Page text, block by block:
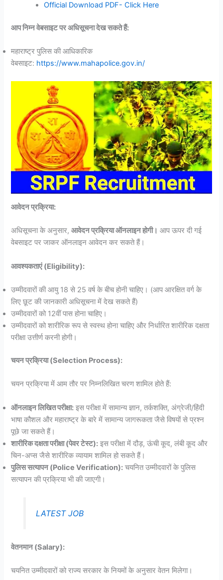
Official Download PDF- Click Here
आप निम्न वेबसाइट पर अधिसूचना देख सकते हैं:
महाराष्ट्र पुलिस की आधिकारिक
वेबसाइट: https://www.mahapolice.gov.in/
आवेदन प्रक्रिया:
अधिसूचना के अनुसार,आवेदन प्रक्रिया ऑनलाइन होगी। आप ऊपर दी गई
वेबसाइट पर जाकर ऑनलाइन आवेदन कर सकते हैं।
आवश्यकताएं (Eligibility):
उम्मीदवारों की आयु 18 से 25 वर्ष के बीच होनी चाहिए। (आप आरक्षित वर्ग के
लिए छूट की जानकारी अधिसूचना में देख सकते हैं)
उम्मीदवारों को 12वीं पास होना चाहिए।
उम्मीदवारों को शारीरिक रूप से स्वस्थ होना चाहिए और निर्धारित शारीरिक दक्षता
परीक्षा उत्तीर्ण करनी होगी।
चयन प्रक्रिया (Selection Process):
चयन प्रक्रिया में आम तौर पर निम्नलिखित चरण शामिल होते हैं:
ऑनलाइन लिखित परीक्षा: इस परीक्षा में सामान्य ज्ञान, तर्कशक्ति, अंग्रेजी/हिंदी
भाषा कौशल और महाराष्ट्र के बारे में सामान्य जागरूकता जैसे विषयों से प्रश्न
पूछे जा सकते हैं।
शारीरिक दक्षता परीक्षा (पेवर टेस्ट): इस परीक्षा में दौड़, ऊंची कूद, लंबी कूद और
चिन-अप्स जैसे शारीरिक व्यायाम शामिल हो सकते हैं।
पुलिस सत्यापन (Police Verification): चयनित उम्मीदवारों के पुलिस
सत्यापन की प्रक्रिया भी की जाएगी।
LATEST JOB
वेतनमान (Salary):
चयनित उम्मीदवारों को राज्य सरकार के नियमों के अनुसार वेतन मिलेगा।